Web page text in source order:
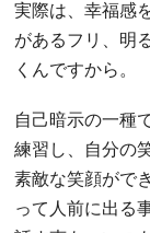
実際は、幸福感
があるフリ、明
くんですから。
自己暗示の一種
練習し、自分の
素敵な笑顔がで
って人前に出る